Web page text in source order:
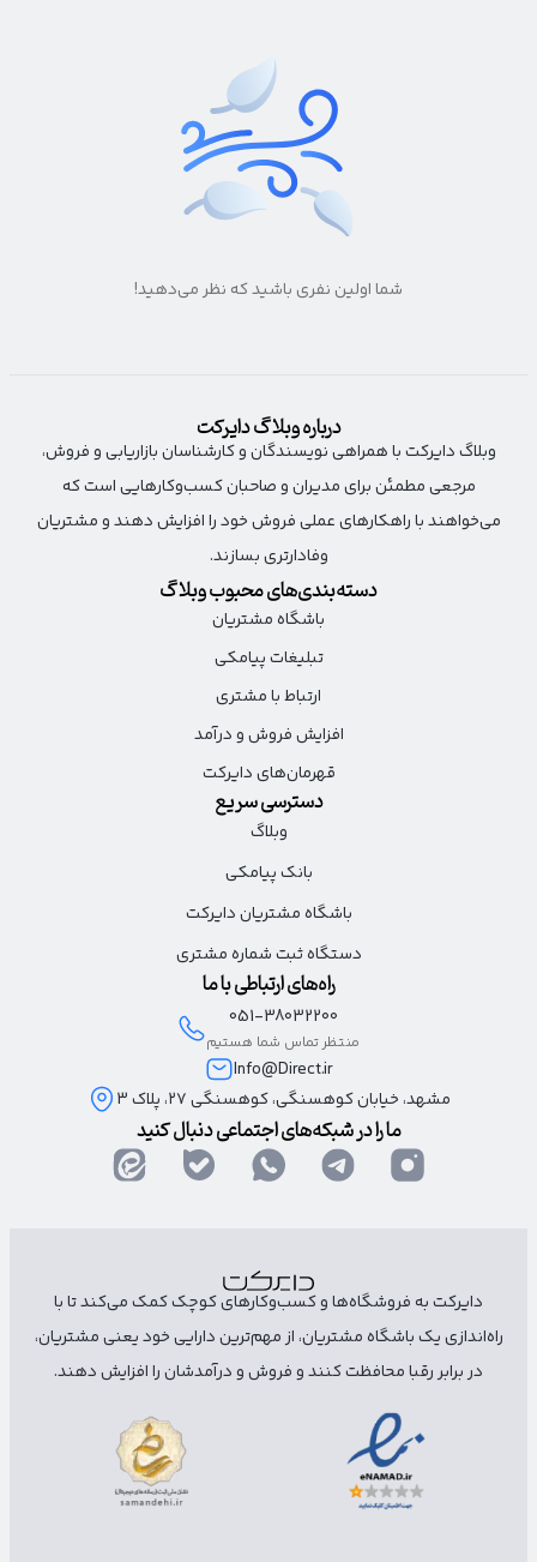
شما اولین نفری باشید که نظر می‌دهید!
درباره وبلاگ دایرکت
وبلاگ دایرکت با همراهی نویسندگان و کارشناسان بازاریابی و فروش،
مرجعی مطمئن برای مدیران و صاحبان کسب‌وکارهایی است که
می‌خواهند با راهکارهای عملی فروش خود را افزایش دهند و مشتریان
وفادارتری بسازند.
دسته‌بندی‌های محبوب وبلاگ
باشگاه مشتریان
تبلیغات پیامکی
ارتباط با مشتری
افزایش فروش و درآمد
قهرمان‌های دایرکت
دسترسی سریع
وبلاگ
بانک پیامکی
باشگاه مشتریان دایرکت
دستگاه ثبت شماره مشتری
راه‌های ارتباطی با ما
051-38032200
منتظر تماس شما هستیم
Info@Direct.ir
مشهد، خیابان کوهسنگی، کوهسنگی ۲۷، پلاک 3
ما را در شبکه‌های اجتماعی دنبال کنید
دایرکت به فروشگاه‌ها و کسب‌وکارهای کوچک کمک می‌کند تا با
راه‌اندازی یک باشگاه مشتریان، از مهم‌ترین دارایی خود یعنی مشتریان،
در برابر رقبا محافظت کنند و فروش و درآمدشان را افزایش دهند.